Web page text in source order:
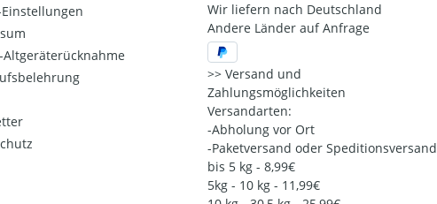
Einstellungen
Altgeräterücknahme
Wir liefern nach Deutschland
Andere Länder auf Anfrage
Versand und
Zahlungsmöglichkeiten
Versandarten:
-Abholung vor Ort
-Paketversand oder Speditionsversand
bis 5 kg - 8,99€
5kg - 10 kg - 11,99€